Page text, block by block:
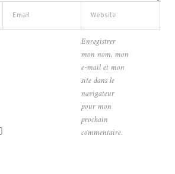
Enregistrer
mon nom, mon
e-mail et mon
site dans le
navigateur
pour mon
prochain
commentaire.